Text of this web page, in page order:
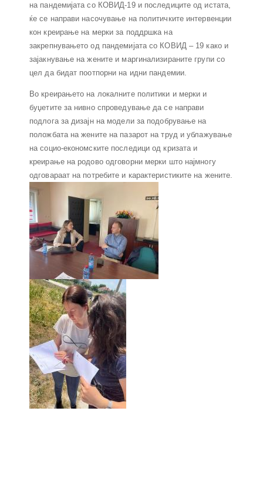
на пандемијата со КОВИД-19 и последиците од истата,
ќе се направи насочување на политичките интервенции
кон креирање на мерки за поддршка на
закрепнувањето од пандемијата со КОВИД – 19 како и
зајакнување на жените и маргинализираните групи со
цел да бидат поотпорни на идни пандемии.
Во креирањето на локалните политики и мерки и
буџетите за нивно спроведување да се направи
подлога за дизајн на модели за подобрување на
положбата на жените на пазарот на труд и ублажување
на социо-економските последици од кризата и
креирање на родово одговорни мерки што најмногу
одговараат на потребите и карактеристиките на жените.